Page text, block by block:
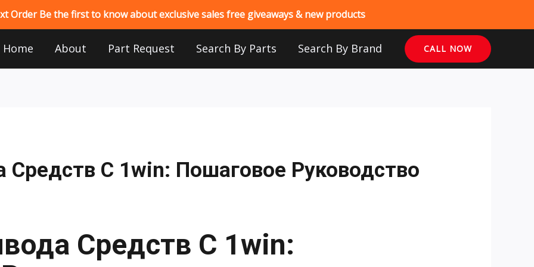
Order Be the first to know about exclusive sales free giveaways & new products
Home About Part Request Search By Parts Search By Brand CALL NOW
Средств С 1win: Пошаговое Руководство
Средств С 1win: